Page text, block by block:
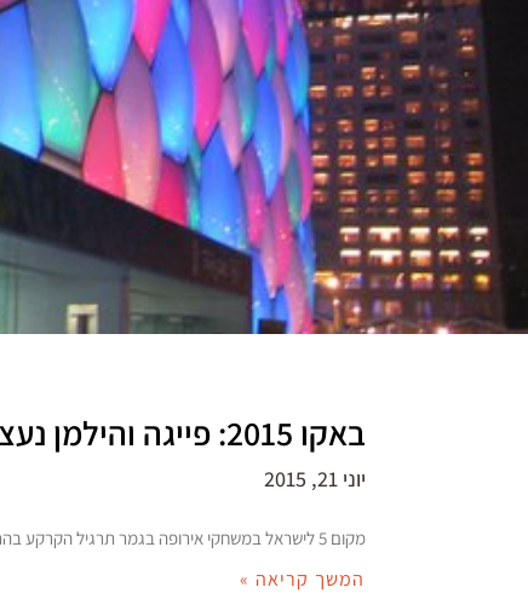
באקו 2015: פייגה והילמן נעצרו ברבע גמר כדורעף החופים * שטילוב חמישי * היום האתלטיקה
יוני 21, 2015
מקום 5 לישראל במשחקי אירופה בגמר תרגיל הקרקע בהתעמלות (שטילוב) ובכדורעף חופים (פייגה-הילמן) * היום מתחילה אליפות אירופה לנבחרות אתלטיקה עם דורוז'ון ומיננקו * זילברשטיין
המשך קריאה »